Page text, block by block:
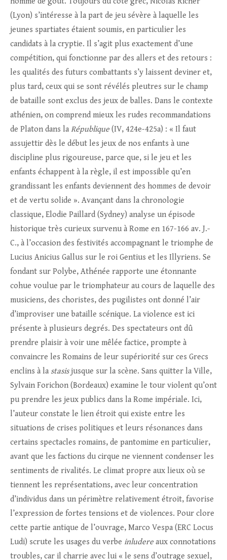
(Lyon) s’intéresse à la part de jeu sévère à laquelle les
jeunes spartiates étaient soumis, en particulier les
candidats à la cryptie. Il s’agit plus exactement d’une
compétition, qui fonctionne par des allers et des retours :
les qualités des futurs combattants s’y laissent deviner et,
plus tard, ceux qui se sont révélés pleutres sur le champ
de bataille sont exclus des jeux de balles. Dans le contexte
athénien, on comprend mieux les rudes recommandations
de Platon dans la République (IV, 424e-425a) : « Il faut
assujettir dès le début les jeux de nos enfants à une
discipline plus rigoureuse, parce que, si le jeu et les
enfants échappent à la règle, il est impossible qu’en
grandissant les enfants deviennent des hommes de devoir
et de vertu solide ». Avançant dans la chronologie
classique, Elodie Paillard (Sydney) analyse un épisode
historique très curieux survenu à Rome en 167-166 av. J.-
C., à l’occasion des festivités accompagnant le triomphe de
Lucius Anicius Gallus sur le roi Gentius et les Illyriens. Se
fondant sur Polybe, Athénée rapporte une étonnante
cohue voulue par le triomphateur au cours de laquelle des
musiciens, des choristes, des pugilistes ont donné l’air
d’improviser une bataille scénique. La violence est ici
présente à plusieurs degrés. Des spectateurs ont dû
prendre plaisir à voir une mêlée factice, prompte à
convaincre les Romains de leur supériorité sur ces Grecs
enclins à la stasisjusque sur la scène. Sans quitter la Ville,
Sylvain Forichon (Bordeaux) examine le tour violent qu’ont
pu prendre les jeux publics dans la Rome impériale. Ici,
l’auteur constate le lien étroit qui existe entre les
situations de crises politiques et leurs résonances dans
certains spectacles romains, de pantomime en particulier,
avant que les factions du cirque ne viennent condenser les
sentiments de rivalités. Le climat propre aux lieux où se
tiennent les représentations, avec leur concentration
d’individus dans un périmètre relativement étroit, favorise
l’expression de fortes tensions et de violences. Pour clore
cette partie antique de l’ouvrage, Marco Vespa (ERC Locus
Ludi) scrute les usages du verbe inludere aux connotations
troubles, car il charrie avec lui « le sens d’outrage sexuel,